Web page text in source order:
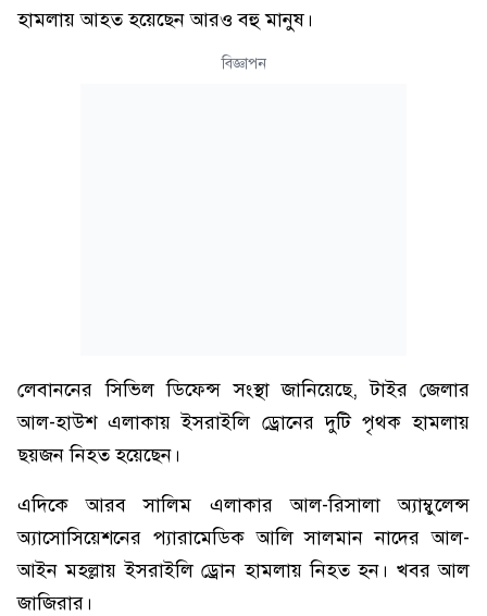
হামলায় আহত হয়েছেন আরও বহু মানুষ।
বিজ্ঞাপন
লেবাননের সিভিল ডিফেন্স সংস্থা জানিয়েছে, টাইর জেলার
আল-হাউশ এলাকায় ইসরাইলি ড্রোনের দুটি পৃথক হামলায়
ছয়জন নিহত হয়েছেন।
এদিকে আরব সালিম এলাকার আল-রিসালা অ্যাম্বুলেন্স
অ্যাসোসিয়েশনের প্যারামেডিক আলি সালমান নাদের আল-
আইন মহল্লায় ইসরাইলি ড্রোন হামলায় নিহত হন। খবর আল
জাজিরার।